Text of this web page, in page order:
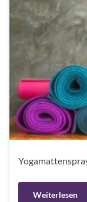
Weiterlesen